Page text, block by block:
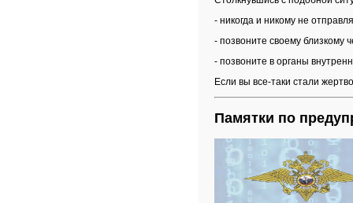
- никогда и никому не
- позвоните своему близкому
- позвоните в органы
Если вы все-таки стали
Памятки по